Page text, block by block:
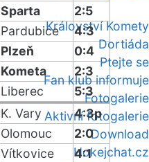
Království Komety
Dortiáda
Ptejte se
Fan klub informuje
Fotogalerie
Aktivní fotogalerie
Download
Hokejchat.cz
Sparta
2:5
Pardubice
4:3
Plzeň
0:4
Kometa
2:3
Liberec
5:3
K. Vary
4:3p
Olomouc
2:0
Vítkovice
4:1